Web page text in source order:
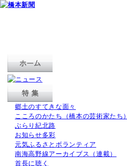
郷土のすてきな面々
こころのかたち（橋本の芸術家たち）
ぶらり紀北路
お知らせ多彩
元気ふるさとボランティア
南海高野線アーカイブス（連載）
首長に聴く